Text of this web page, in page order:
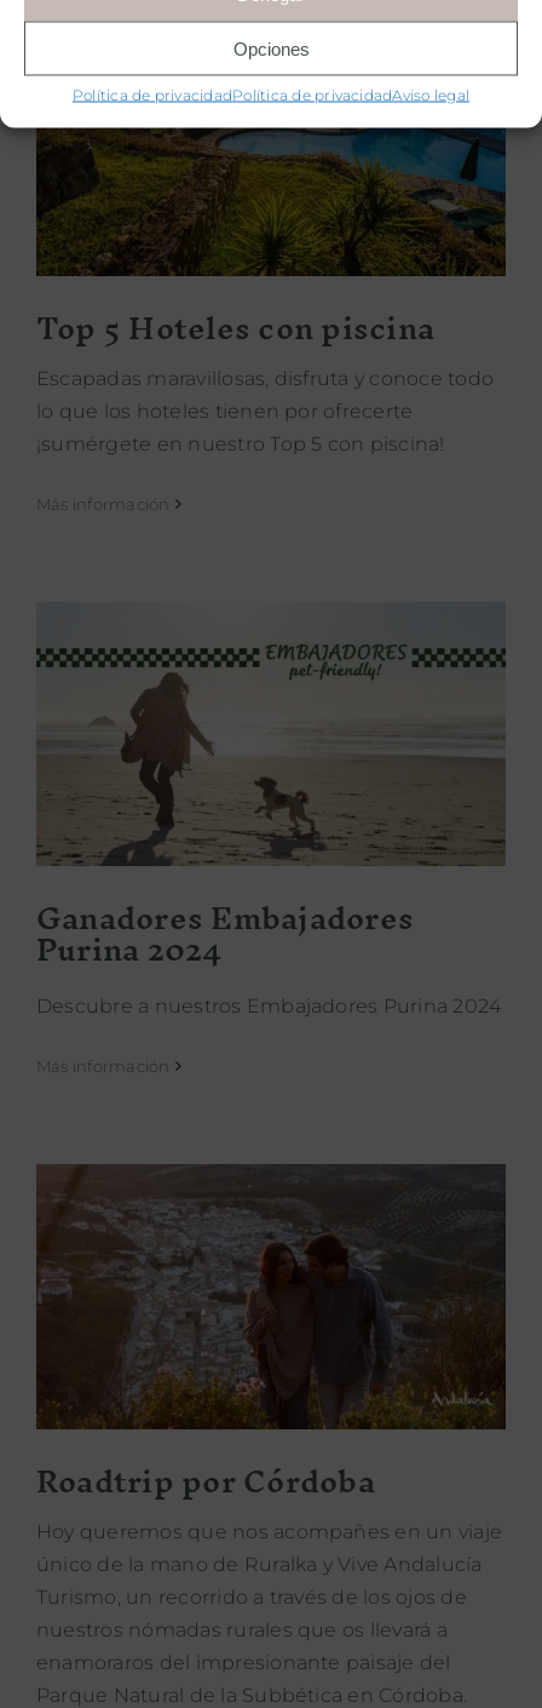
Opciones
Política de privacidadPolítica de privacidadAviso legal
Top 5 Hoteles con piscina
Top 5 Hoteles con piscina
Escapadas maravillosas, disfruta y conoce todo
lo que los hoteles tienen por ofrecerte
¡sumérgete en nuestro Top 5 con piscina!
Más información
Ganadores Embajadores Purina
Ganadores Embajadores
Purina 2024
Descubre a nuestros Embajadores Purina 2024
Más información
Roadtrip por Córdoba
Roadtrip por Córdoba
Hoy queremos que nos acompañes en un viaje
único de la mano de Ruralka y Vive Andalucía
Turismo, un recorrido a través de los ojos de
nuestros nómadas rurales que os llevará a
enamoraros del impresionante paisaje del
Parque Natural de la Subbética en Córdoba.